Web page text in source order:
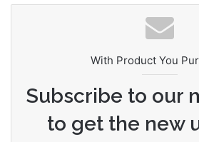
With Product You
Subscribe to our
to get the new